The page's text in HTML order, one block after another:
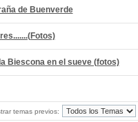
de Buenverde
Biescona en el sueve (fotos)
temas previos: